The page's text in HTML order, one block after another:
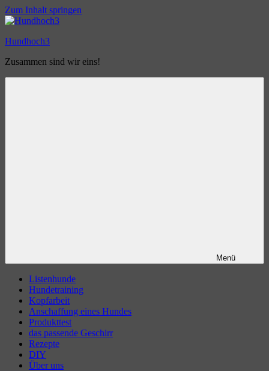
Zum Inhalt springen
Hundhoch3
Zusammen sind wir eins!
Menü
Listenhunde
Hundetraining
Kopfarbeit
Anschaffung eines Hundes
Produkttest
das passende Geschirr
Rezepte
DIY
Über uns